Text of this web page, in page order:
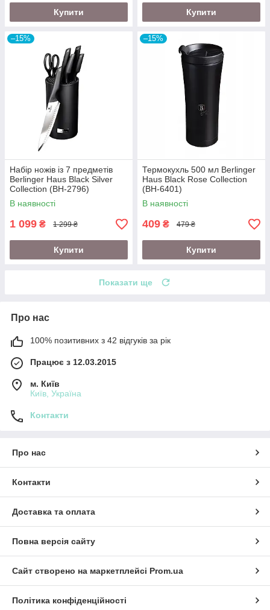
Купити Купити
–15%
Набір ножів із 7 предметів
Berlinger Haus Black Silver
Collection (BH-2796)
В наявності
1 099 ₴ 1 299 ₴
Купити
–15%
Термокухль 500 мл Berlinger
Haus Black Rose Collection
(BH-6401)
В наявності
409 ₴ 479 ₴
Купити
Показати ще
Про нас
100% позитивних з 42 відгуків за рік
Працює з 12.03.2015
м. Київ
Київ, Україна
Контакти
Про нас
Контакти
Доставка та оплата
Повна версія сайту
Сайт створено на маркетплейсі Prom.ua
Політика конфіденційності